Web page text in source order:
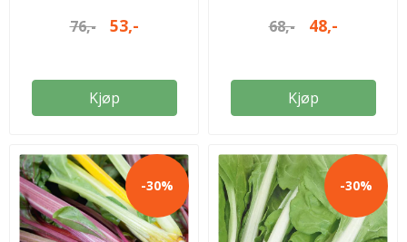
når jorden er varm.
variant i varmere strøk,
men bør tildekkes gjennom
Høstes fra: august-sept
Antall frø: 30
76,- 53,-
Kjøp
frø i pakken. Antall frø: 180
fra: mai-juni i år tre
68,- 48,-
Kjøp
-30% -30%